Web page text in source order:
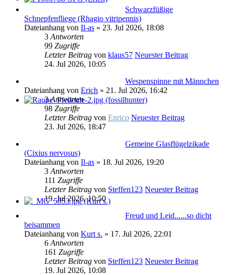
Schwarzfüßige
Schnepfenfliege (Rhagio vitripennis)
Dateianhang von Il-as » 23. Jul 2026, 18:08
3 Antworten
99 Zugriffe
Letzter Beitrag von klaus57 Neuester Beitrag
24. Jul 2026, 10:05
Wespenspinne mit Männchen
Dateianhang von Erich » 21. Jul 2026, 16:42
3Antworten
98 Zugriffe
Letzter Beitrag von Enrico Neuester Beitrag
23. Jul 2026, 18:47
Gemeine Glasflügelzikade
(Cixius nervosus)
Dateianhang von Il-as » 18. Jul 2026, 19:20
3 Antworten
111 Zugriffe
Letzter Beitrag von Steffen123 Neuester Beitrag
19. Jul 2026, 10:50
Freud und Leid......so dicht
beisammen
Dateianhang von Kurt s. » 17. Jul 2026, 22:01
6 Antworten
161 Zugriffe
Letzter Beitrag von Steffen123 Neuester Beitrag
19. Jul 2026, 10:08